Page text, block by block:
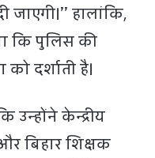
हालांकि,
कि पुलिस की
दर्शाती है।
उन्होंने केन्द्रीय
बिहार शिक्षक